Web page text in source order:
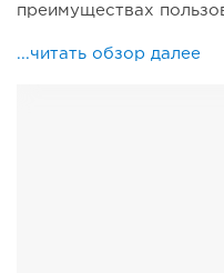
преимуществах
...читать обзор далее